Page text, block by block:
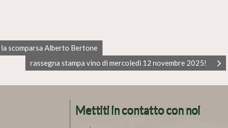
la scomparsa Alberto Bertone
rassegna stampa vino di mercoledì 12 novembre 2025!
Mettiti in contatto con noi